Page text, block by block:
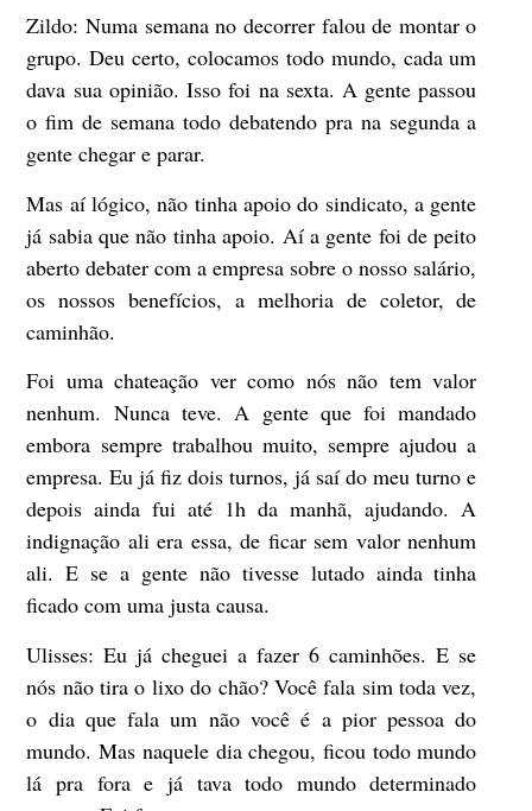
Zildo: Numa semana no decorrer falou de montar o
grupo. Deu certo, colocamos todo mundo, cada um
dava sua opinião. Isso foi na sexta. A gente passou
o fim de semana todo debatendo pra na segunda a
gente chegar e parar.
Mas aí lógico, não tinha apoio do sindicato, a gente
já sabia que não tinha apoio. Aí a gente foi de peito
aberto debater com a empresa sobre o nosso salário,
os nossos benefícios, a melhoria de coletor, de
caminhão.
Foi uma chateação ver como nós não tem valor
nenhum. Nunca teve. A gente que foi mandado
embora sempre trabalhou muito, sempre ajudou a
empresa. Eu já fiz dois turnos, já saí do meu turno e
depois ainda fui até 1h da manhã, ajudando. A
indignação ali era essa, de ficar sem valor nenhum
ali. E se a gente não tivesse lutado ainda tinha
ficado com uma justa causa.
Ulisses: Eu já cheguei a fazer 6 caminhões. E se
nós não tira o lixo do chão? Você fala sim toda vez,
o dia que fala um não você é a pior pessoa do
mundo. Mas naquele dia chegou, ficou todo mundo
lá pra fora e já tava todo mundo determinado